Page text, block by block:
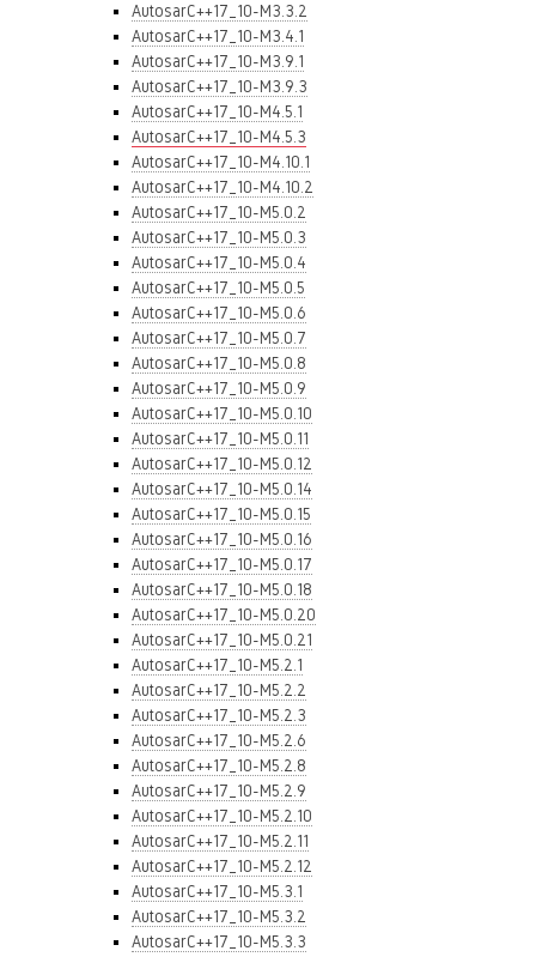
AutosarC++17_10-M3.3.2
AutosarC++17_10-M3.4.1
AutosarC++17_10-M3.9.1
AutosarC++17_10-M3.9.3
AutosarC++17_10-M4.5.1
AutosarC++17_10-M4.5.3
AutosarC++17_10-M4.10.1
AutosarC++17_10-M4.10.2
AutosarC++17_10-M5.0.2
AutosarC++17_10-M5.0.3
AutosarC++17_10-M5.0.4
AutosarC++17_10-M5.0.5
AutosarC++17_10-M5.0.6
AutosarC++17_10-M5.0.7
AutosarC++17_10-M5.0.8
AutosarC++17_10-M5.0.9
AutosarC++17_10-M5.0.10
AutosarC++17_10-M5.0.11
AutosarC++17_10-M5.0.12
AutosarC++17_10-M5.0.14
AutosarC++17_10-M5.0.15
AutosarC++17_10-M5.0.16
AutosarC++17_10-M5.0.17
AutosarC++17_10-M5.0.18
AutosarC++17_10-M5.0.20
AutosarC++17_10-M5.0.21
AutosarC++17_10-M5.2.1
AutosarC++17_10-M5.2.2
AutosarC++17_10-M5.2.3
AutosarC++17_10-M5.2.6
AutosarC++17_10-M5.2.8
AutosarC++17_10-M5.2.9
AutosarC++17_10-M5.2.10
AutosarC++17_10-M5.2.11
AutosarC++17_10-M5.2.12
AutosarC++17_10-M5.3.1
AutosarC++17_10-M5.3.2
AutosarC++17_10-M5.3.3